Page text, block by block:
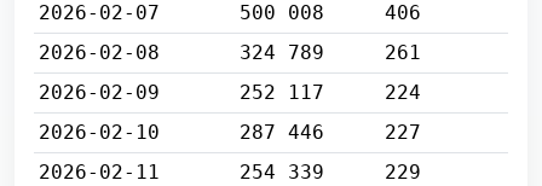
2026-02-07
500 008
406
2026-02-08
324 789
261
2026-02-09
252 117
224
2026-02-10
287 446
227
2026-02-11
254 339
229